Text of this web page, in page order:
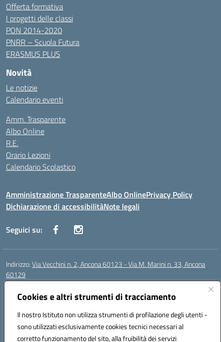
Cookies e altri strumenti di tracciamento
Il nostro Istituto non utilizza strumenti di profilazione degli utenti -
sono utilizzati esclusivamente cookies tecnici necessari al
corretto funzionamento del sito, alla fruibilità dei servizi
Offerta formativa
I progetti delle classi
PON 2014-2020
PNRR – Scuola Futura
ERASMUS PLUS
Novità
Le notizie
Calendario eventi
Amm. Trasparente
Albo Online
R.E.
Orario Lezioni
Calendario Scolastico
Amministrazione TrasparenteAlbo OnlinePrivacy Policy
Dichiarazione di accessibilitàNote legali
Seguici su:
Indirizzo:Via Vecchini n. 2, Ancona 60123 - Via M. Marini n. 33, Ancona
60129
Centralino:
Posta elettronica certificata (PEC):anis01200g@pec.istruzione.it
Codice fiscale: 93122280428
Codice meccanografico:ANIS01200G
Codice Indice delle Pubbliche Amministrazioni (IPA): istsc_ANIS01200G